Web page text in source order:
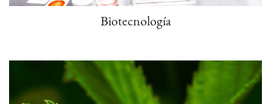
Biotecnología